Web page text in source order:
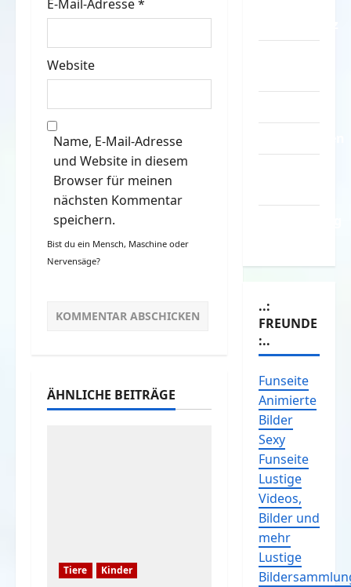
E-Mail-Adresse*
Website
Name, E-Mail-Adresse
und Website in diesem
Browser für meinen
nächsten Kommentar
speichern.
Bist du ein Mensch, Maschine oder
Nervensäge?
ÄHNLICHE BEITRÄGE
Tiere Kinder
..:
FREUNDE
:..
Funseite
Animierte
Bilder
Sexy
Funseite
Lustige
Videos,
Bilder und
mehr
Lustige